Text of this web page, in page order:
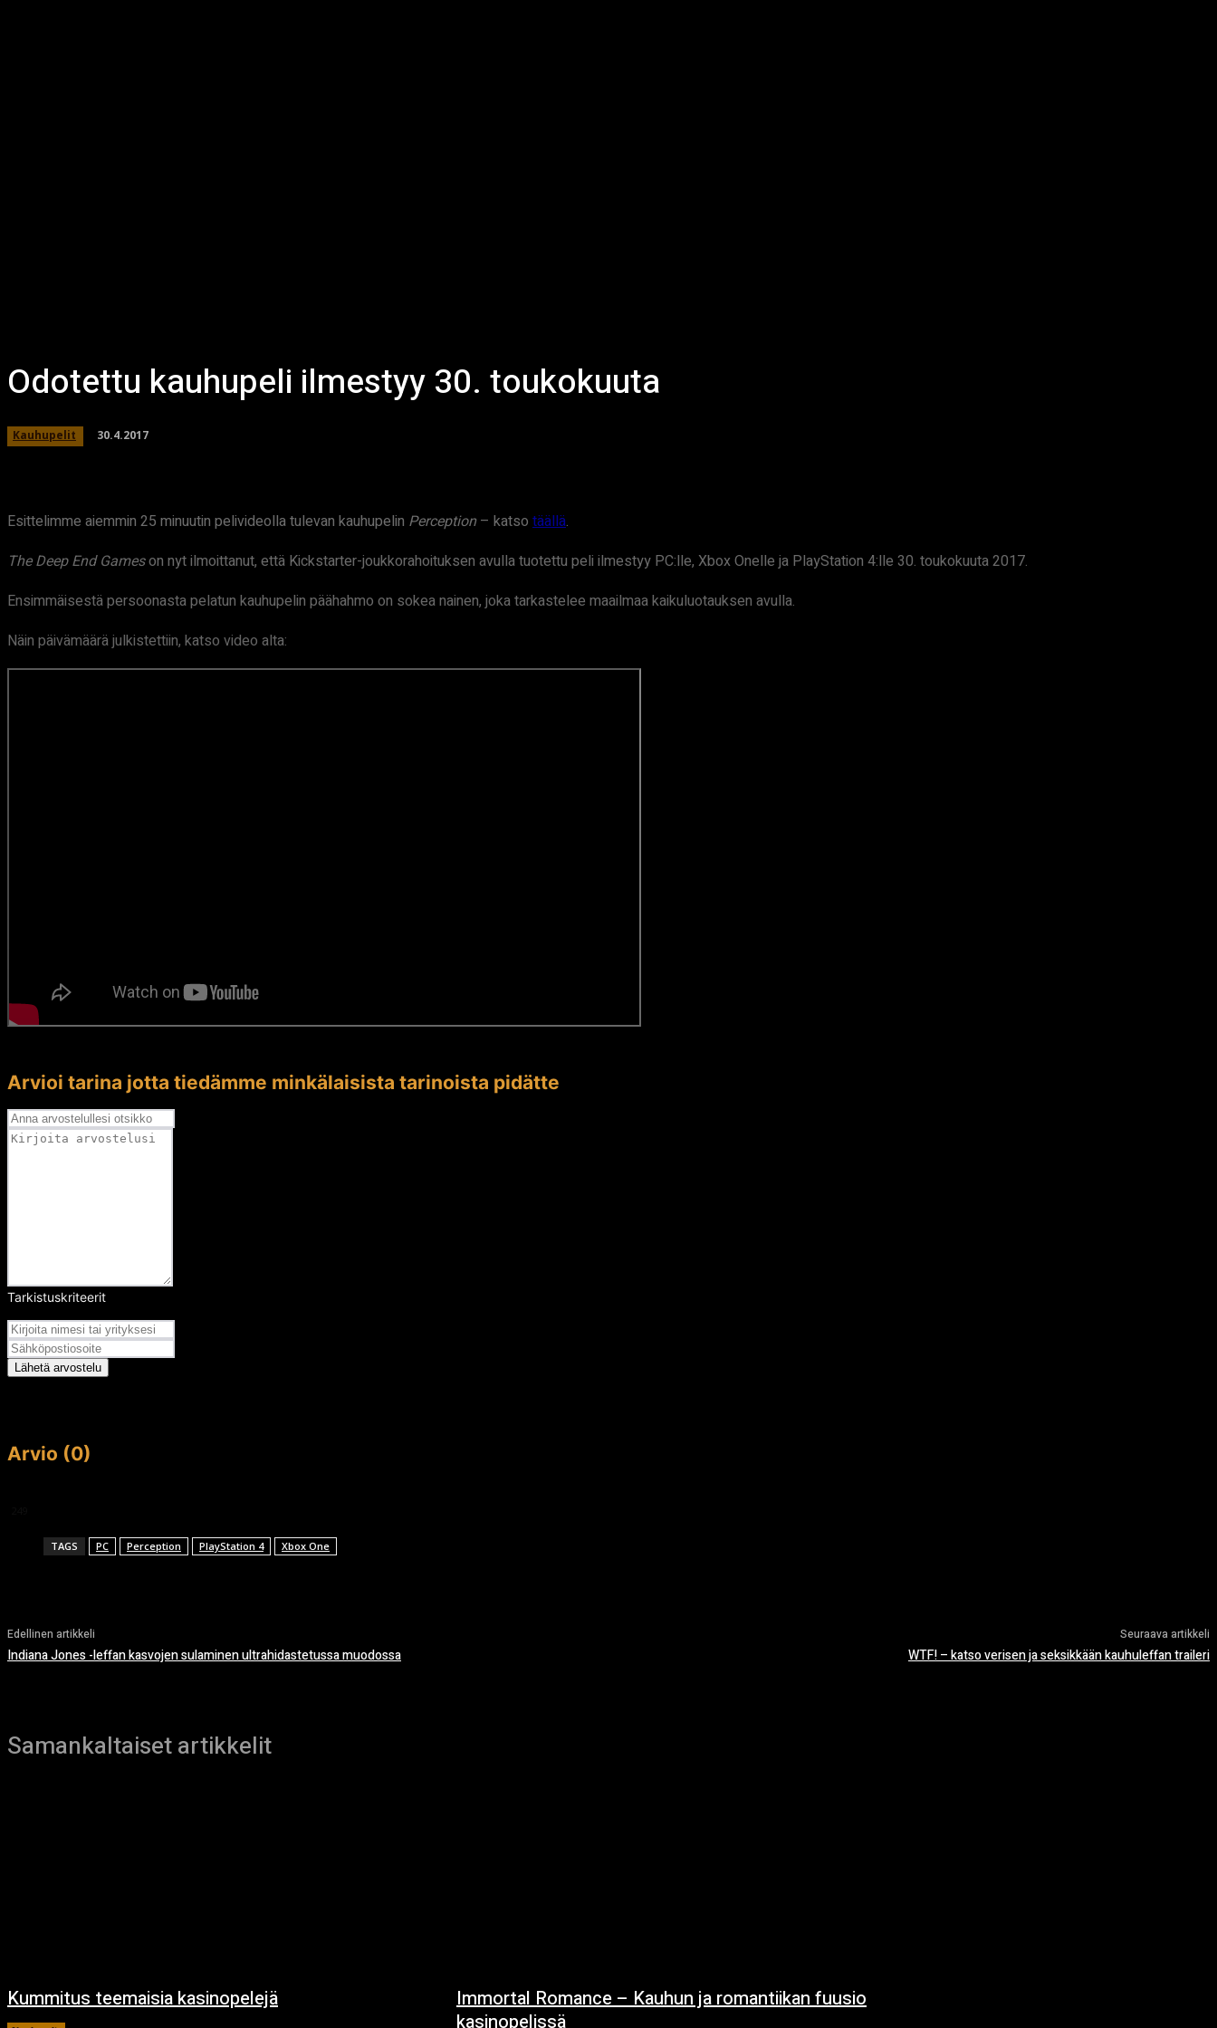
Odotettu kauhupeli ilmestyy 30. toukokuuta
Kauhupelit 30.4.2017
Esittelimme aiemmin 25 minuutin pelivideolla tulevan kauhupelin Perception– katso täällä.
The Deep End Gameson nyt ilmoittanut, että Kickstarter-joukkorahoituksen avulla tuotettu peli ilmestyy PC:lle, Xbox Onelle ja PlayStation 4:lle 30. toukokuuta 2017.
Ensimmäisestä persoonasta pelatun kauhupelin päähahmo on sokea nainen, joka tarkastelee maailmaa kaikuluotauksen avulla.
Näin päivämäärä julkistettiin, katso video alta:
Arvioi tarina jotta tiedämme minkälaisista tarinoista pidätte
Tarkistuskriteerit
Lähetä arvostelu
Arvio (0)
TAGS PC Perception PlayStation 4 Xbox One
Edellinen artikkeli
Indiana Jones -leffan kasvojen sulaminen ultrahidastetussa muodossa
Seuraava artikkeli
WTF! – katso verisen ja seksikkään kauhuleffan traileri
Samankaltaiset artikkelit
Kummitus teemaisia kasinopelejä
Immortal Romance – Kauhun ja romantiikan fuusio
kasinopelissä